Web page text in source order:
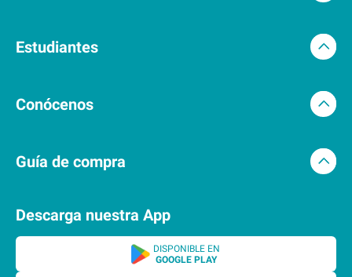
Estudiantes
Conócenos
Guía de compra
Descarga nuestra App
DISPONIBLE EN
GOOGLE PLAY